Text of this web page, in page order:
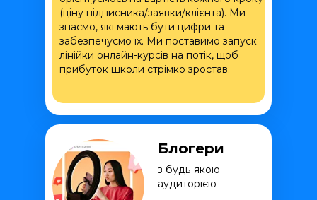
(ціну підписника/заявки/клієнта). Ми
знаємо, які мають бути цифри та
забезпечуємо їх. Ми поставимо запуск
лінійки онлайн-курсів на потік, щоб
прибуток школи стрімко зростав.
Блогери
з будь-якою
аудиторією